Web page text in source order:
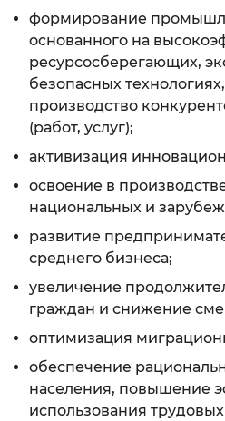
формирование
основанного на
ресурсосберегающих,
безопасных
производство
(работ, услуг);
активизация
освоение в
национальных и
развитие
среднего бизнеса;
увеличение
граждан и снижение
оптимизация
обеспечение
населения, повышение
использования